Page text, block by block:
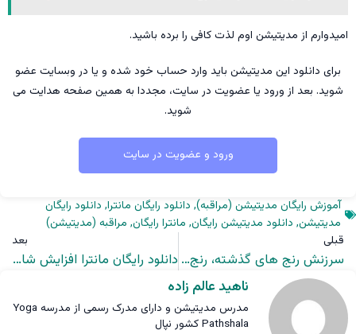
امیدوارم از مدیتیشن اوم لذت کافی را برده باشید.
برای دانلود این مدیتیشن باید وارد حساب خود شده و یا در وبسایت عضو
شوید. بعد از ورود یا عضویت در سایت، مجددا به همین صفحه هدایت می
شوید.
ورود و عضویت در سایت
آموزش رایگان مدیتیشن (مراقبه), دانلود رایگان مانترا, دانلود رایگان
مدیتیشن, دانلود مدیتیشن رایگان, مانترا رایگان, مراقبه (مدیتیشن)
قبلی
سرزنش رنج های گذشته، رنج های کنونی را بزرگ می کند
بعد
دانلود رایگان مانترا افزایش شادی
ناهید عالم زاده
مدرس مدیتیشن و دارای مدرک رسمی از مدرسه Yoga
Pathshala کشور نپال